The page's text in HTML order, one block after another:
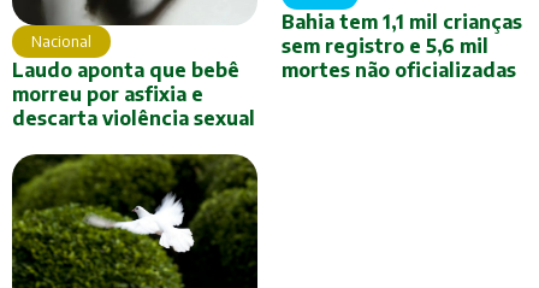
Nacional
Laudo aponta que bebê
morreu por asfixia e
descarta violência sexual
Bahia tem 1,1 mil crianças
sem registro e 5,6 mil
mortes não oficializadas